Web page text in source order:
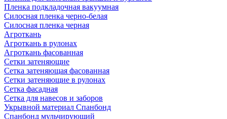
Пленка подкладочная вакуумная
Силосная пленка черно-белая
Силосная пленка черная
Агроткань
Агроткань в рулонах
Агроткань фасованная
Сетки затеняющие
Сетка затеняющая фасованная
Сетки затеняющие в рулонах
Сетка фасадная
Сетка для навесов и заборов
Укрывной материал Спанбонд
Спанбонд мульчирующий